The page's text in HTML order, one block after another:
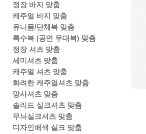
정장 바지 맞춤
캐주얼 바지 맞춤
유니폼/단체복 맞춤
특수복 (공연 무대복) 맞춤
정장 셔츠 맞춤
세미셔츠 맞춤
캐주얼 셔츠 맞춤
화려한 캐주얼셔츠 맞춤
망사셔츠 맞춤
솔리드 실크셔츠 맞춤
무늬실크셔츠 맞춤
디자인배색 실크 맞춤